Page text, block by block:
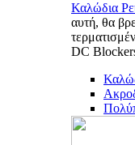
Καλώδια
αυτή, θα
DC